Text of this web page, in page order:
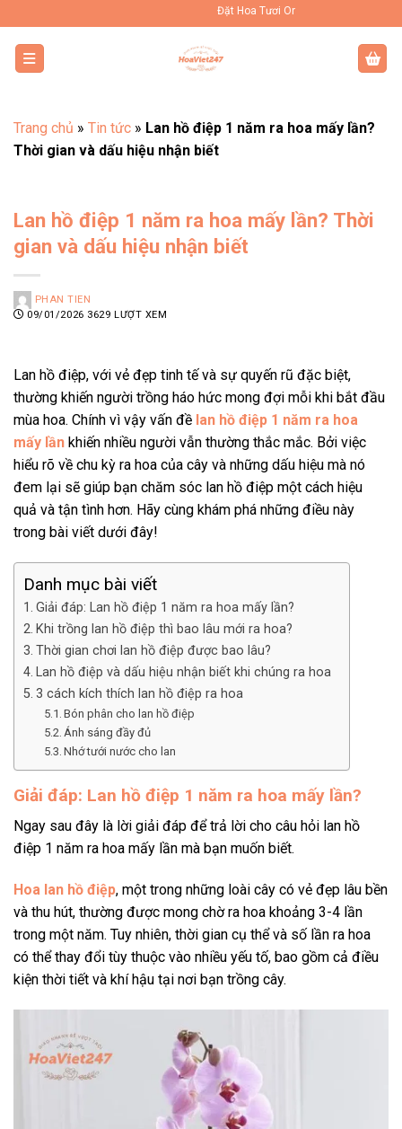
qua
dung
Đặt Hoa Tươi Online Uy Tín Toàn Quốc
Trang chủ » Tin tức » Lan hồ điệp 1 năm ra hoa mấy lần?
Thời gian và dấu hiệu nhận biết
Lan hồ điệp 1 năm ra hoa mấy lần? Thời
gian và dấu hiệu nhận biết
PHAN TIEN
09/01/2026 3629 LƯỢT XEM
Lan hồ điệp, với vẻ đẹp tinh tế và sự quyến rũ đặc biệt,
thường khiến người trồng háo hức mong đợi mỗi khi bắt đầu
mùa hoa. Chính vì vậy vấn đề lan hồ điệp 1 năm ra hoa
mấy lần khiến nhiều người vẫn thường thắc mắc. Bởi việc
hiểu rõ về chu kỳ ra hoa của cây và những dấu hiệu mà nó
đem lại sẽ giúp bạn chăm sóc lan hồ điệp một cách hiệu
quả và tận tình hơn. Hãy cùng khám phá những điều này
trong bài viết dưới đây!
Danh mục bài viết
Giải đáp: Lan hồ điệp 1 năm ra hoa mấy lần?
Khi trồng lan hồ điệp thì bao lâu mới ra hoa?
Thời gian chơi lan hồ điệp được bao lâu?
Lan hồ điệp và dấu hiệu nhận biết khi chúng ra hoa
3 cách kích thích lan hồ điệp ra hoa
Bón phân cho lan hồ điệp
Ánh sáng đầy đủ
Nhớ tưới nước cho lan
Giải đáp: Lan hồ điệp 1 năm ra hoa mấy lần?
Ngay sau đây là lời giải đáp để trả lời cho câu hỏi lan hồ
điệp 1 năm ra hoa mấy lần mà bạn muốn biết.
Hoa lan hồ điệp, một trong những loài cây có vẻ đẹp lâu bền
và thu hút, thường được mong chờ ra hoa khoảng 3-4 lần
trong một năm. Tuy nhiên, thời gian cụ thể và số lần ra hoa
có thể thay đổi tùy thuộc vào nhiều yếu tố, bao gồm cả điều
kiện thời tiết và khí hậu tại nơi bạn trồng cây.